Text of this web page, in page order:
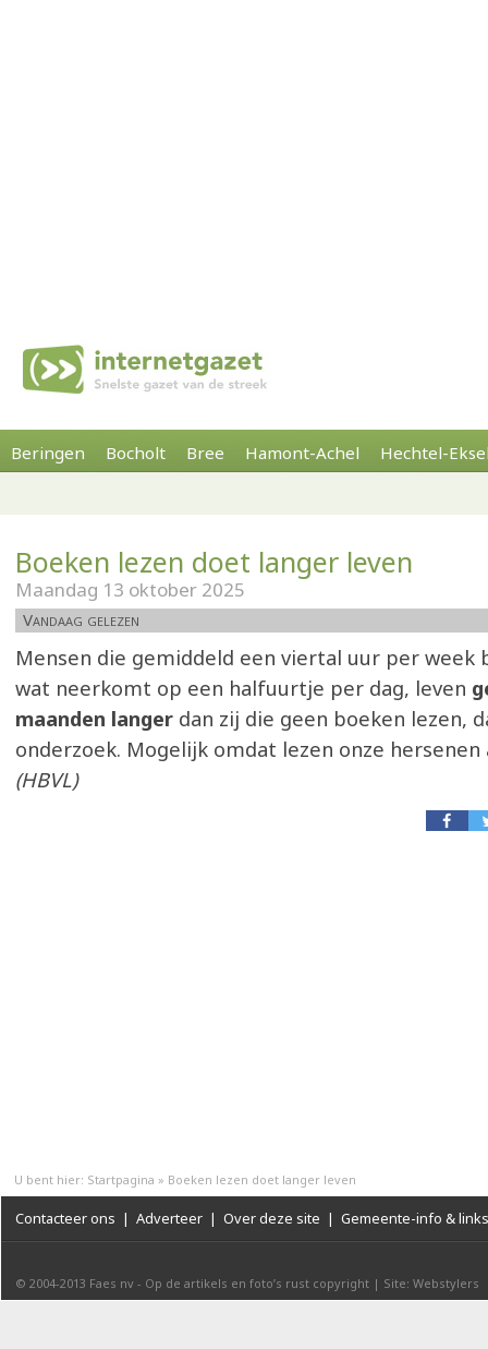
Beringen Bocholt Bree Hamont-Achel Hechtel-
Boeken lezen doet langer leven
Maandag 13 oktober 2025
Vandaag gelezen
Mensen die gemiddeld een viertal uur per week
wat neerkomt op een halfuurtje per dag, leven
maanden langer dan zij die geen boeken lezen,
onderzoek. Mogelijk omdat lezen onze
(HBVL)
U bent hier: Startpagina » Boeken lezen doet langer leven
Contacteer ons | Adverteer | Over deze site | Gemeente-info & links
© 2004-2013 Faes nv - Op de artikels en foto’s rust copyright | Site: Webstylers